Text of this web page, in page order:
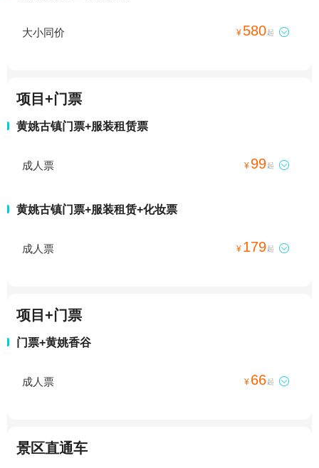
大小同价 ¥ 580起 
项目+门票
黄姚古镇门票+服装租赁票
成人票 ¥ 99起 
黄姚古镇门票+服装租赁+化妆票
成人票 ¥ 179起 
项目+门票
门票+黄姚香谷
成人票 ¥ 66起 
景区直通车